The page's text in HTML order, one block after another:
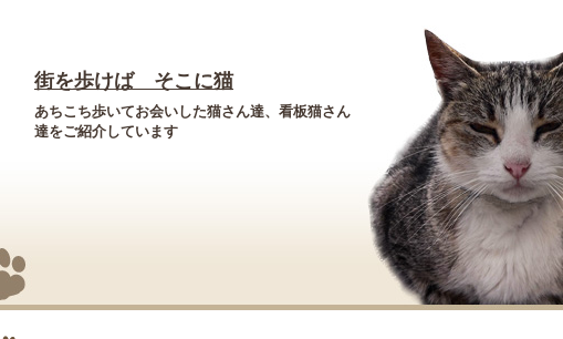
街を歩けば そこに猫
あちこち歩いてお会いした猫さん達、看板猫さん
達をご紹介しています